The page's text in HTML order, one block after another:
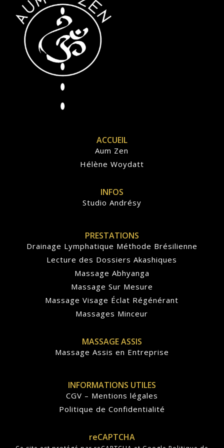
ACCUEIL
Aum Zen
Hélène Woydatt
INFOS
Studio Andrésy
PRESTATIONS
Drainage Lymphatique Méthode Brésilienne
Lecture des Dossiers Akashiques
Massage Abhyanga
Massage Sur Mesure
Massage Visage Éclat Régénérant
Massages Minceur
MASSAGE ASSIS
Massage Assis en Entreprise
INFORMATIONS UTILES
CGV – Mentions légales
Politique de Confidentialité
reCAPTCHA